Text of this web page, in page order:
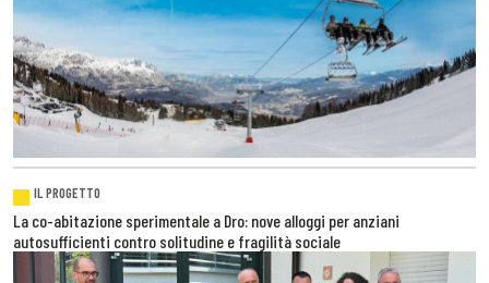
IL PROGETTO
La co-abitazione sperimentale a Dro: nove alloggi per anziani
autosufficienti contro solitudine e fragilità sociale